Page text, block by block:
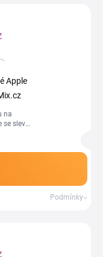
Apple
na
slevou
Podmínky